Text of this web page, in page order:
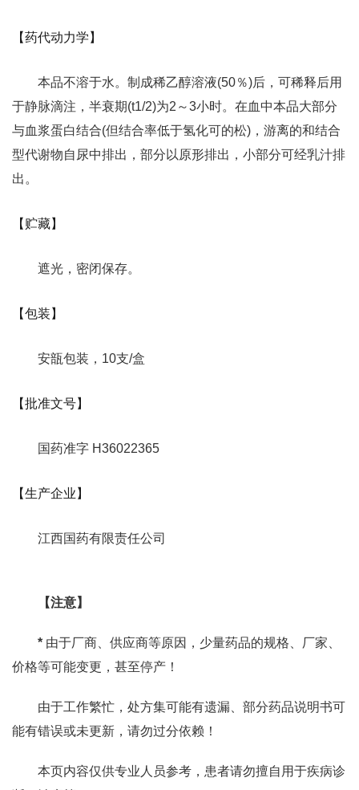
【药代动力学】
本品不溶于水。制成稀乙醇溶液(50％)后，可稀释后用
于静脉滴注，半衰期(t1/2)为2～3小时。在血中本品大部分
与血浆蛋白结合(但结合率低于氢化可的松)，游离的和结合
型代谢物自尿中排出，部分以原形排出，小部分可经乳汁排
出。
【贮藏】
遮光，密闭保存。
【包装】
安瓿包装，10支/盒
【批准文号】
国药准字 H36022365
【生产企业】
江西国药有限责任公司
【注意】
* 由于厂商、供应商等原因，少量药品的规格、厂家、
价格等可能变更，甚至停产！
由于工作繁忙，处方集可能有遗漏、部分药品说明书可
能有错误或未更新，请勿过分依赖！
本页内容仅供专业人员参考，患者请勿擅自用于疾病诊